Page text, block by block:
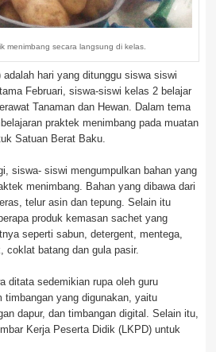
menimbang secara langsung di kelas.
adalah hari yang ditunggu siswa siswi
Februari, siswa-siswi kelas 2 belajar
Tanaman dan Hewan. Dalam tema
praktek menimbang pada muatan
Satuan Berat Baku.
siswa- siswi mengumpulkan bahan yang
menimbang. Bahan yang dibawa dari
telur asin dan tepung. Selain itu
produk kemasan sachet yang
seperti sabun, detergent, mentega,
coklat batang dan gula pasir.
ditata sedemikian rupa oleh guru
timbangan yang digunakan, yaitu
dapur, dan timbangan digital. Selain itu,
Kerja Peserta Didik (LKPD) untuk